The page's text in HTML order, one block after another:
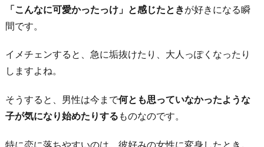
「こんなに可愛かったっけ」と感じたときが好きになる瞬
間です。
イメチェンすると、急に垢抜けたり、大人っぽくなったり
しますよね。
そうすると、男性は今まで何とも思っていなかったような
子が気になり始めたりする ものなのです。
特に恋に落ちやすいのは、彼好みの女性に変身したとき。